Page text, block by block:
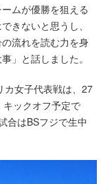
ムが優勝を狙える
きないと思うし、
流れを読む力を身
」と話しました。
カ女子代表戦は、27
ックオフ予定で
合はBSフジで生中